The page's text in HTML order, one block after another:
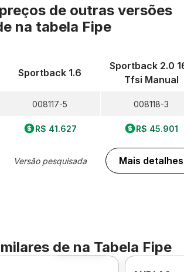
de outras versões
na tabela Fipe
Sportback 1.6
008117-5
R$ 41.627
Versão pesquisada
Sportback 2.0
Tfsi Manual
008118-3
R$ 45.901
Mais detalhes
de na Tabela Fipe
Foto 360º